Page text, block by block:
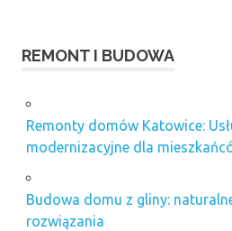
REMONT I BUDOWA
Remonty domów Katowice:
modernizacyjne dla
Budowa domu z gliny:
rozwiązania